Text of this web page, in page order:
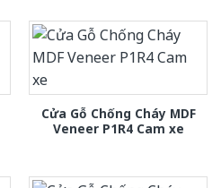
Cửa Gỗ Chống Cháy MDF
Veneer P1R4 Cam xe